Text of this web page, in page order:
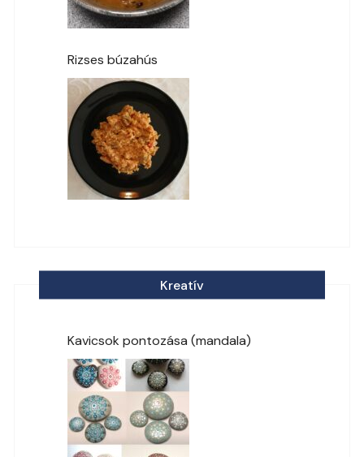
Rizses búzahús
Kreatív
Kavicsok pontozása (mandala)